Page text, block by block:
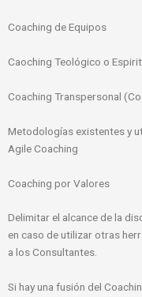
Coaching de Equipos
Caoching Teológico o
Coaching Transpersonal
Metodologías existentes y
Agile Coaching
Coaching por Valores
Delimitar el alcance de la
en caso de utilizar otras
a los Consultantes.
Si hay una fusión del